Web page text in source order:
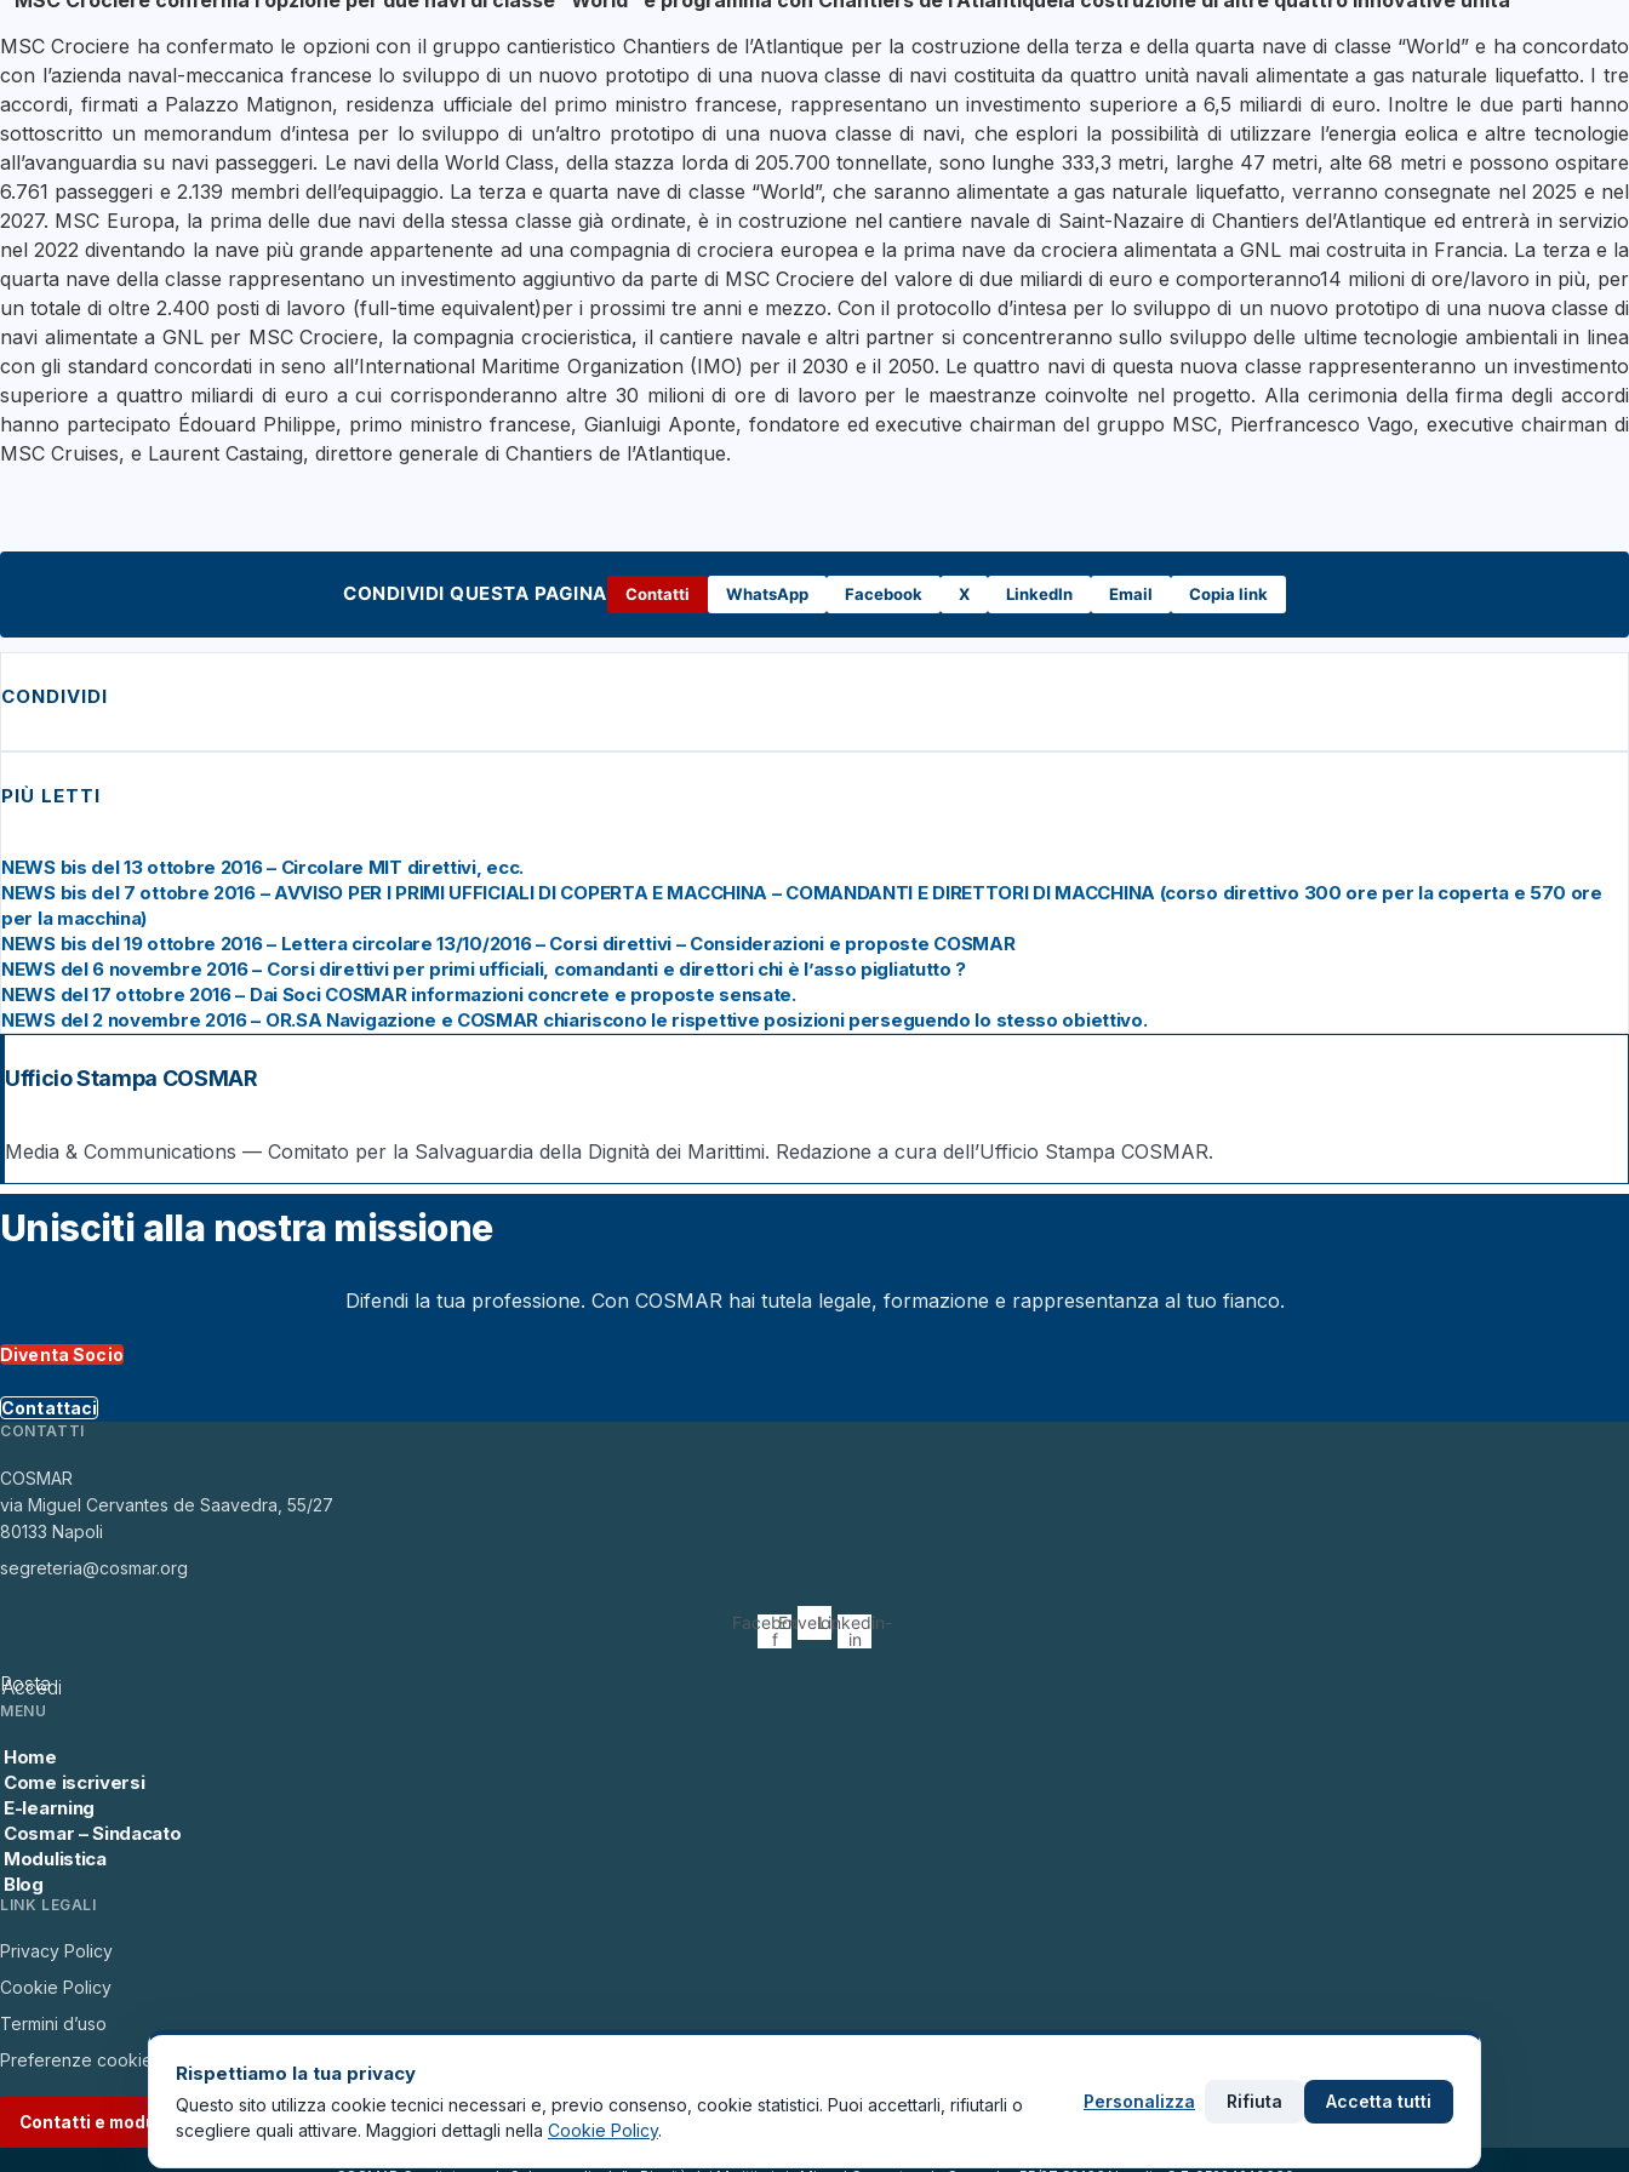
MSC Crociere ha confermato le opzioni con il gruppo cantieristico Chantiers de l’Atlantique per la costruzione della terza e della quarta nave di classe “World” e ha concordato
con l’azienda naval-meccanica francese lo sviluppo di un nuovo prototipo di una nuova classe di navi costituita da quattro unità navali alimentate a gas naturale liquefatto. I tre
accordi, firmati a Palazzo Matignon, residenza ufficiale del primo ministro francese, rappresentano un investimento superiore a 6,5 miliardi di euro. Inoltre le due parti hanno
sottoscritto un memorandum d’intesa per lo sviluppo di un’altro prototipo di una nuova classe di navi, che esplori la possibilità di utilizzare l’energia eolica e altre tecnologie
all’avanguardia su navi passeggeri. Le navi della World Class, della stazza lorda di 205.700 tonnellate, sono lunghe 333,3 metri, larghe 47 metri, alte 68 metri e possono ospitare
6.761 passeggeri e 2.139 membri dell’equipaggio. La terza e quarta nave di classe “World”, che saranno alimentate a gas naturale liquefatto, verranno consegnate nel 2025 e nel
2027. MSC Europa, la prima delle due navi della stessa classe già ordinate, è in costruzione nel cantiere navale di Saint-Nazaire di Chantiers del’Atlantique ed entrerà in servizio
nel 2022 diventando la nave più grande appartenente ad una compagnia di crociera europea e la prima nave da crociera alimentata a GNL mai costruita in Francia. La terza e la
quarta nave della classe rappresentano un investimento aggiuntivo da parte di MSC Crociere del valore di due miliardi di euro e comporteranno14 milioni di ore/lavoro in più, per
un totale di oltre 2.400 posti di lavoro (full-time equivalent)per i prossimi tre anni e mezzo. Con il protocollo d’intesa per lo sviluppo di un nuovo prototipo di una nuova classe di
navi alimentate a GNL per MSC Crociere, la compagnia crocieristica, il cantiere navale e altri partner si concentreranno sullo sviluppo delle ultime tecnologie ambientali in linea
con gli standard concordati in seno all’International Maritime Organization (IMO) per il 2030 e il 2050. Le quattro navi di questa nuova classe rappresenteranno un investimento
superiore a quattro miliardi di euro a cui corrisponderanno altre 30 milioni di ore di lavoro per le maestranze coinvolte nel progetto. Alla cerimonia della firma degli accordi
hanno partecipato Édouard Philippe, primo ministro francese, Gianluigi Aponte, fondatore ed executive chairman del gruppo MSC, Pierfrancesco Vago, executive chairman di
MSC Cruises, e Laurent Castaing, direttore generale di Chantiers de l’Atlantique.
CONDIVIDI QUESTA PAGINA Contatti WhatsApp Facebook X LinkedIn Email Copia link
CONDIVIDI
PIÙ LETTI
NEWS bis del 13 ottobre 2016 – Circolare MIT direttivi, ecc.
NEWS bis del 7 ottobre 2016 – AVVISO PER I PRIMI UFFICIALI DI COPERTA E MACCHINA – COMANDANTI E DIRETTORI DI MACCHINA (corso direttivo 300 ore per la coperta e 570 ore
per la macchina)
NEWS bis del 19 ottobre 2016 – Lettera circolare 13/10/2016 – Corsi direttivi – Considerazioni e proposte COSMAR
NEWS del 6 novembre 2016 – Corsi direttivi per primi ufficiali, comandanti e direttori chi è l’asso pigliatutto ?
NEWS del 17 ottobre 2016 – Dai Soci COSMAR informazioni concrete e proposte sensate.
NEWS del 2 novembre 2016 – OR.SA Navigazione e COSMAR chiariscono le rispettive posizioni perseguendo lo stesso obiettivo.
Ufficio Stampa COSMAR
Media & Communications — Comitato per la Salvaguardia della Dignità dei Marittimi. Redazione a cura dell’Ufficio Stampa COSMAR.
Unisciti alla nostra missione
Difendi la tua professione. Con COSMAR hai tutela legale, formazione e rappresentanza al tuo fianco.
Diventa Socio
Contattaci
CONTATTI
COSMAR
via Miguel Cervantes de Saavedra, 55/27
80133 Napoli
segreteria@cosmar.org
Facebook-
f
EnvelopeLinkedin-
in
Posta
Accedi
MENU
Home
Come iscriversi
E-learning
Cosmar – Sindacato
Modulistica
Blog
LINK LEGALI
Privacy Policy
Cookie Policy
Termini d’uso
Preferenze cookie
Contatti e modulo →
Rispettiamo la tua privacy
Questo sito utilizza cookie tecnici necessari e, previo consenso, cookie statistici. Puoi accettarli, rifiutarli o
scegliere quali attivare. Maggiori dettagli nella Cookie Policy.
Personalizza Rifiuta Accetta tutti